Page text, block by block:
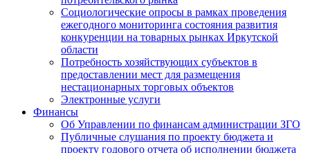
Социологические опросы в рамках проведения
ежегодного мониторинга состояния развития
конкуренции на товарных рынках Иркутской
области
Потребность хозяйствующих субъектов в
предоставлении мест для размещения
нестационарных торговых объектов
Электронные услуги
Финансы
Об Управлении по финансам администрации ЗГО
Публичные слушания по проекту бюджета и
проекту годового отчета об исполнении бюджета